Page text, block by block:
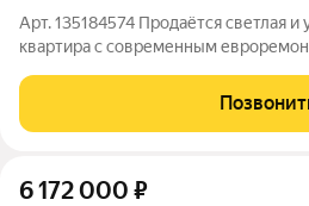
Арт. 135184574 Продаётся светлая
квартира с современным
Общая площадь грамотно
отдельная спальня, кухня с
6 172 000 ₽